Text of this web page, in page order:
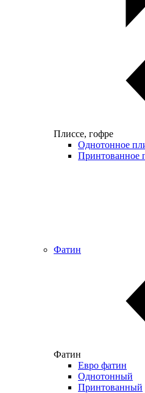
Плиссе, гофре
Однотонное
Принтованное
Фатин
Фатин
Евро фатин
Однотонный
Принтованный